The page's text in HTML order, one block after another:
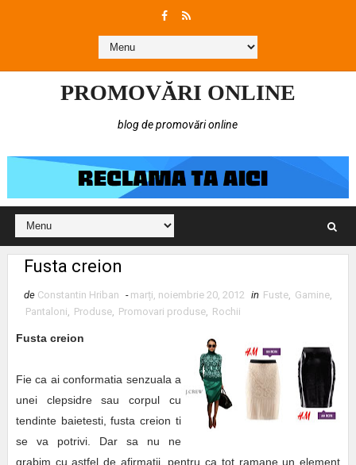
PROMOVĂRI ONLINE
blog de promovări online
Fusta creion
de Constantin Hriban - marți, noiembrie 20, 2012 in Fuste, Gamine,
Pantaloni, Produse, Promovari produse, Rochii
Fusta creion
Fie ca ai conformatia senzuala a
unei clepsidre sau corpul cu
tendinte baietesti, fusta creion ti
se va potrivi. Dar sa nu ne
grabim cu astfel de afirmatii, pentru ca tot ramane un element